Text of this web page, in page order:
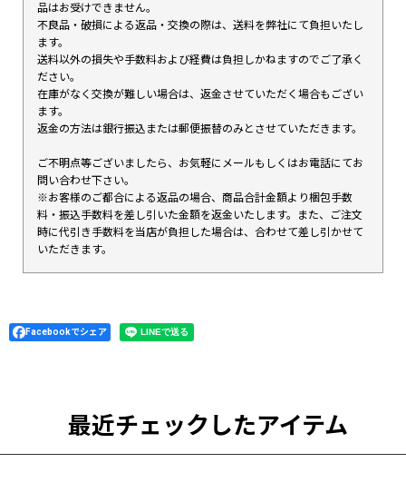
品はお受けできません。
不良品・破損による返品・交換の際は、送料を弊社にて負担いたし
ます。
送料以外の損失や手数料および経費は負担しかねますのでご了承く
ださい。
在庫がなく交換が難しい場合は、返金させていただく場合もござい
ます。
返金の方法は銀行振込または郵便振替のみとさせていただきます。
ご不明点等ございましたら、お気軽にメールもしくはお電話にてお
問い合わせ下さい。
※お客様のご都合による返品の場合、商品合計金額より梱包手数
料・振込手数料を差し引いた金額を返金いたします。また、ご注文
時に代引き手数料を当店が負担した場合は、合わせて差し引かせて
いただきます。
Facebookでシェア
最近チェックしたアイテム